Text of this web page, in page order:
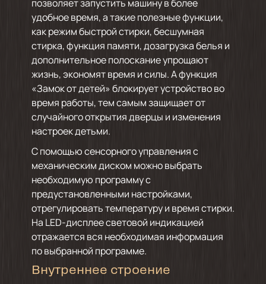
позволяет запустить машину в более
удобное время, а такие полезные функции,
как режим быстрой стирки, бесшумная
стирка, функция памяти, дозагрузка белья и
дополнительное полоскание упрощают
жизнь, экономят время и силы. А функция
«Замок от детей» блокирует устройство во
время работы, тем самым защищает от
случайного открытия дверцы и изменения
настроек детьми.
С помощью сенсорного управления с
механическим диском можно выбрать
необходимую программу с
предустановленными настройками,
отрегулировать температуру и время стирки.
На LED-дисплее световой индикацией
отражается вся необходимая информация
по выбранной программе.
Внутреннее строение